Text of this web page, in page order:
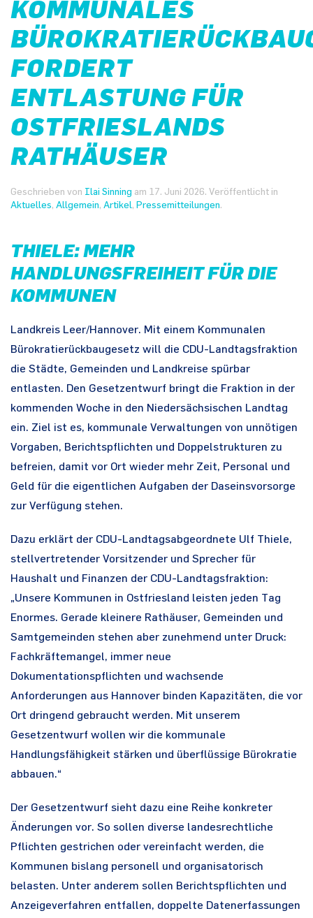
KOMMUNALES
FORDERT
ENTLASTUNG FÜR
OSTFRIESLANDS
RATHÄUSER
Geschrieben von Ilai Sinning am 17. Juni 2026. Veröffentlicht in
Aktuelles, Allgemein, Artikel, Pressemitteilungen.
THIELE: MEHR
HANDLUNGSFREIHEIT FÜR DIE
KOMMUNEN
Landkreis Leer/Hannover. Mit einem Kommunalen
Bürokratierückbaugesetz will die CDU-Landtagsfraktion
die Städte, Gemeinden und Landkreise spürbar
entlasten. Den Gesetzentwurf bringt die Fraktion in der
kommenden Woche in den Niedersächsischen Landtag
ein. Ziel ist es, kommunale Verwaltungen von unnötigen
Vorgaben, Berichtspflichten und Doppelstrukturen zu
befreien, damit vor Ort wieder mehr Zeit, Personal und
Geld für die eigentlichen Aufgaben der Daseinsvorsorge
zur Verfügung stehen.
Dazu erklärt der CDU-Landtagsabgeordnete Ulf Thiele,
stellvertretender Vorsitzender und Sprecher für
Haushalt und Finanzen der CDU-Landtagsfraktion:
„Unsere Kommunen in Ostfriesland leisten jeden Tag
Enormes. Gerade kleinere Rathäuser, Gemeinden und
Samtgemeinden stehen aber zunehmend unter Druck:
Fachkräftemangel, immer neue
Dokumentationspflichten und wachsende
Anforderungen aus Hannover binden Kapazitäten, die vor
Ort dringend gebraucht werden. Mit unserem
Gesetzentwurf wollen wir die kommunale
Handlungsfähigkeit stärken und überflüssige Bürokratie
abbauen.“
Der Gesetzentwurf sieht dazu eine Reihe konkreter
Änderungen vor. So sollen diverse landesrechtliche
Pflichten gestrichen oder vereinfacht werden, die
Kommunen bislang personell und organisatorisch
belasten. Unter anderem sollen Berichtspflichten und
Anzeigeverfahren entfallen, doppelte Datenerfassungen